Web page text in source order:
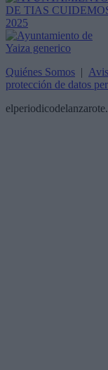
Quiénes Somos |
protección de datos